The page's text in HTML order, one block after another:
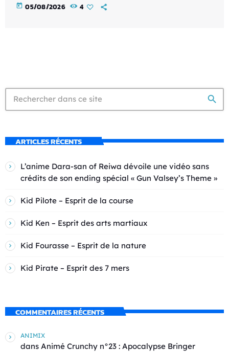
today 05/08/2026 4
search
ARTICLES RÉCENTS
L’anime Dara-san of Reiwa dévoile une vidéo sans
crédits de son ending spécial « Gun Valsey’s Theme »
Kid Pilote – Esprit de la course
Kid Ken – Esprit des arts martiaux
Kid Fourasse – Esprit de la nature
Kid Pirate – Esprit des 7 mers
COMMENTAIRES RÉCENTS
ANIMIX
dans Animé Crunchy n°23 : Apocalypse Bringer